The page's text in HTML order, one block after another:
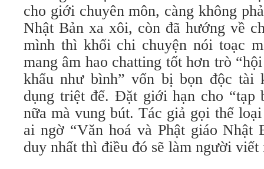
cho giới chuyên môn, càng không
Nhật Bản xa xôi, còn đã hướng về
mình thì khối chi chuyện nói toạc
mang âm hao chatting tốt hơn trò
khẩu như bình” vốn bị bọn độc tài
dụng triệt để. Đặt giới hạn cho “tạp
nữa mà vung bút. Tác giả gọi thể
ai ngờ “Văn hoá và Phật giáo Nhật
duy nhất thì điều đó sẽ làm người